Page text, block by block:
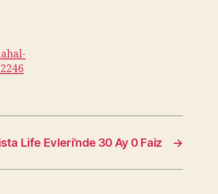
→
Life Evleri’nde 30 Ay 0 Faiz